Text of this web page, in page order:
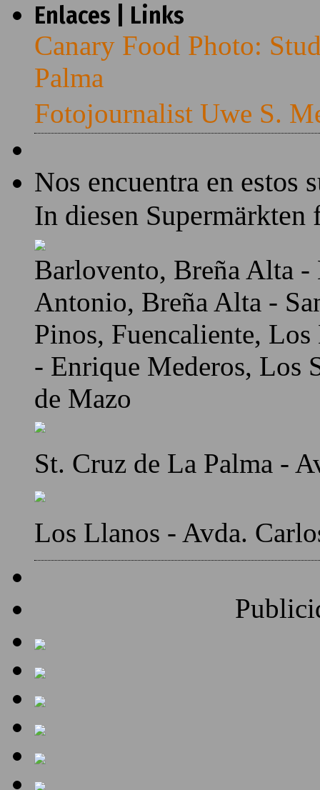
Enlaces | Links
Canary Food Photo:
Palma
Fotojournalist Uwe S.
Nos encuentra en estos
In diesen Supermärkten
Barlovento, Breña Alta
Antonio, Breña Alta -
Pinos, Fuencaliente,
- Enrique Mederos, Los
de Mazo
St. Cruz de La Palma -
Los Llanos - Avda.